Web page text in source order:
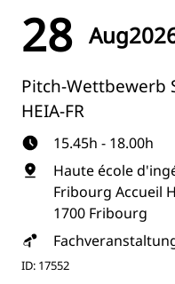
28 Aug
Pitch-Wettbewerb
HEIA-FR
15.45h - 18.00h
Haute école
Fribourg Accueil
1700 Fribourg
ID: 17552